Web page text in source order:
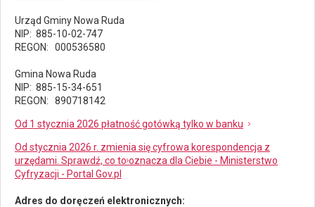
Urząd Gminy Nowa Ruda
NIP: 885-10-02-747
REGON: 000536580
Gmina Nowa Ruda
NIP: 885-15-34-651
REGON: 890718142
Od 1 stycznia 2026 płatność gotówką tylko w banku
Od stycznia 2026 r. zmienia się cyfrowa korespondencja z
urzędami. Sprawdź, co to oznacza dla Ciebie - Ministerstwo
Cyfryzacji - Portal Gov.pl
Adres do doręczeń elektronicznych: